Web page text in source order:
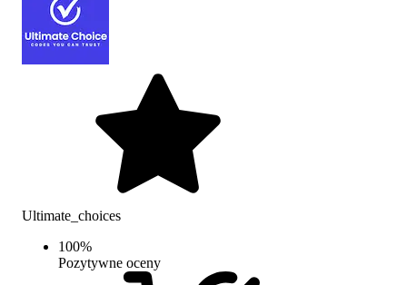
Ultimate_choices
100%
Pozytywne oceny